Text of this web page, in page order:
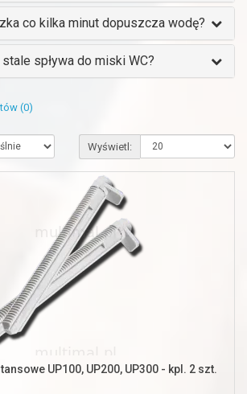
co kilka minut dopuszcza wodę?
spływa do miski WC?
(0)
Wyświetl:
UP100, UP200, UP300 - kpl. 2 szt.